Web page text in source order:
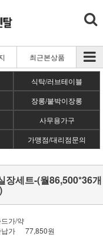
최근본상품
식탁/러브테이블
장롱/붙박이장롱
사무용가구
가맹점/대리점문의
장세트-(월86,500*36개
가/약
가
77,850원